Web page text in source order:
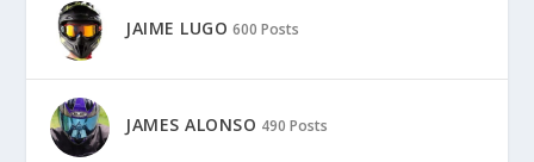
JAIME LUGO 600 Posts
JAMES ALONSO 490 Posts